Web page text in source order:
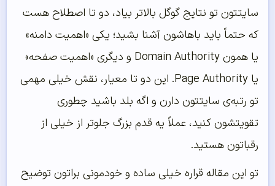
سایتتون تو نتایج گوگل بالاتر بیاد، دو تا اصطلاح هست
که حتماً باید باهاشون آشنا بشید؛ یکی «اهمیت دامنه»
یا همون Domain Authority و دیگری «اهمیت صفحه»
یا Page Authority. این دو تا معیار، نقش خیلی مهمی
تو رتبه‌ی سایتتون دارن و اگه بلد باشید چطوری
تقویتشون کنید، عملاً یه قدم بزرگ جلوتر از خیلی از
رقباتون هستید.
تو این مقاله قراره خیلی ساده و خودمونی براتون توضیح